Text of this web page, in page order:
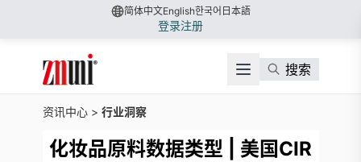
简体中文English한국어 日本語
登录注册
搜索
资讯中心 > 行业洞察
化妆品原料数据类型 | 美国CIR